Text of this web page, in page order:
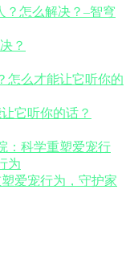
？
它听你的话？
爱宠行为，守护家